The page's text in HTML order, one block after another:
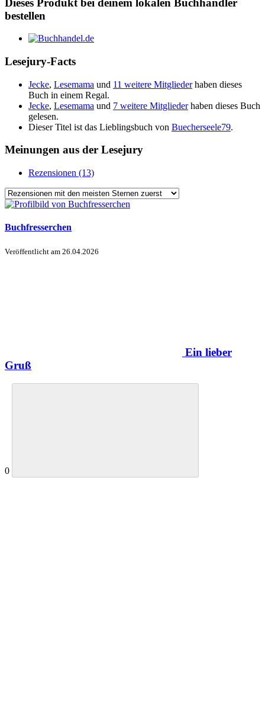
bestellen
Lesejury-Facts
Jecke, Lesemama und 11 weitere Mitgliederhaben dieses
Buch in einem Regal.
Jecke, Lesemama und 7 weitere Mitgliederhaben dieses Buch
gelesen.
Dieser Titel ist das Lieblingsbuch von Buecherseele79.
Meinungen aus der Lesejury
Rezensionen (13)
Buchfresserchen
Veröffentlicht am 26.04.2026
Ein lieber
Gruß
0